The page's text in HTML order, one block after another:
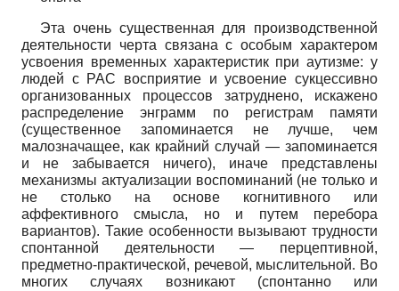
Эта очень существенная для производственной
деятельности черта связана с особым характером
усвоения временных характеристик при аутизме: у
людей с РАС восприятие и усвоение сукцессивно
организованных процессов затруднено, искажено
распределение энграмм по регистрам памяти
(существенное запоминается не лучше, чем
малозначащее, как крайний случай — запоминается
и не забывается ничего), иначе представлены
механизмы актуализации воспоминаний (не только и
не столько на основе когнитивного или
аффективного смысла, но и путем перебора
вариантов). Такие особенности вызывают трудности
спонтанной деятельности — перцептивной,
предметно-практической, речевой, мыслительной. Во
многих случаях возникают (спонтанно или